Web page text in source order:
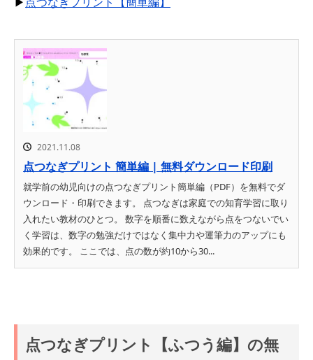
2021.11.08
点つなぎプリント 簡単編 | 無料ダウンロード印刷
就学前の幼児向けの点つなぎプリント簡単編（PDF）を無料でダ
ウンロード・印刷できます。 点つなぎは家庭での知育学習に取り
入れたい教材のひとつ。 数字を順番に数えながら点をつないでい
く学習は、数字の勉強だけではなく集中力や運筆力のアップにも
効果的です。 ここでは、点の数が約10から30...
点つなぎプリント【ふつう編】の無